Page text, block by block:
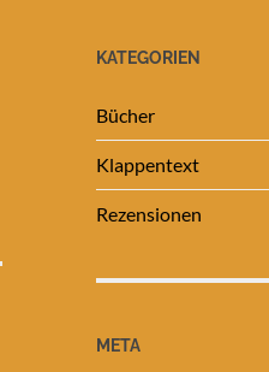
KATEGORIEN
Bücher
Klappentext
Rezensionen
META